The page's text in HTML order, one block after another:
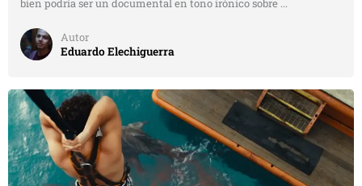
bien podría ser un documental en tono irónico sobre ...
Autor
Eduardo Elechiguerra